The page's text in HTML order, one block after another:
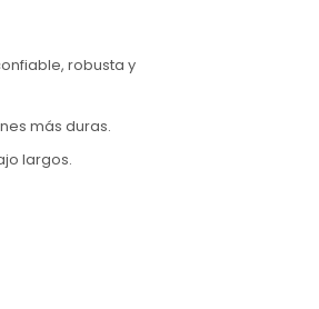
robusta y
más duras.
largos.